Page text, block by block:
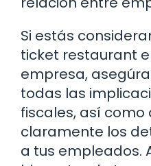
Si estás
ticket restaurant
empresa,
todas las
fiscales, así
claramente los
a tus empleados.